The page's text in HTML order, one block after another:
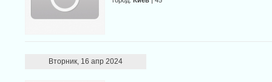
Вторник, 16 апр 2024